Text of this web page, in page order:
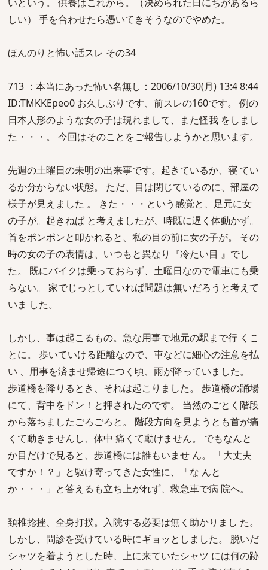
しい） 手を合わせたら憑いてきそうなのでやめた。
ほんのりと怖い話スレ その34
713 ：本当にあった怖い名無し：2006/10/30(月) 13:4 8:44
ID:TMKKEpeo0 お久しぶりです、前スレの160です。 例の
日本人形のような女の子は現れまして、また怪我 をしまし
た・・・。 今回はそのことをご報告しようかと思います。
先週の土曜日の未明の出来事です。起きているか、寝 てい
るか分からない状態。 ただ、目は閉じているのに、部屋の
様子が見えました 。 きた・・・という感覚と、足元に女
の子が。起きねば と考えましたが、時既に遅く体動かず。
首をポンポンと叩かれると、私の目の前に女の子が。 その
時の女の子の表情は、いつもと異なり『冷たい目 』でし
た。 既にバイクは乗っておらず、土曜日なので電車にも乗
らない。 家でじっとしていれば問題は無いだろうと考えて
いま した。
しかし、事は起こるもの。急な用事で地元の駅まで行 くこ
とに。 歩いていける距離なので、車などに細心の注意を払
い 、用事を済ませ帰途につく頃、雨が降っていました。
歩道橋を降りるとき、それは起こりました。 歩道橋の踊場
にて、背中をドン！と押されたのです。 当然のごとく階段
から落ちましたごろごろと。 階段方向を見ようとも首が痛
くて動きませんし、体中 痛くて動けません。 でもなんと
か目だけで見ると、歩道橋には誰もいませ ん。 「大丈夫
ですか！？」と駆け寄ってきた女性に、「な んと
か・・・」と答えるも立ち上がれず、救急車で病 院へ。
頚椎捻挫、全身打撲。入院する必要は無く助かりまし た。
しかし、問診を受けている時にギョッとしました。 脱いだ
シャツを着ようとした時、上に来ていたシャツ には何の跡